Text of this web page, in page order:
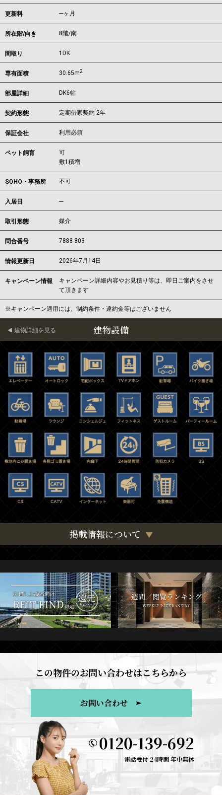
更新料 ---ヶ月
所在階/向き 8階/南
間取り 1DK
専有面積 30.65m2
部屋詳細 DK6帖
契約形態 定期借家契約 2年
保証会社 利用必須
ペット飼育
可
敷1積増
SOHO・事務所 不可
入居日 ---
取引形態 媒介
問合番号 7888-803
情報更新日 2026年7月14日
キャンペーン情報
キャンペーン詳細内容やお見積り等は、即日ご案内をさせ
て頂きます
※キャンペーン適用には、制約条件・違約金等はございません
建物設備
建物詳細を見る
掲載情報について
この物件のお問い合わせはこちらから
お問い合わせ
0120-139-692
電話受付 24時間 年中無休